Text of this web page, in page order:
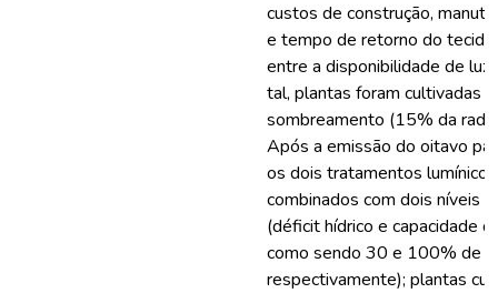
custos de construção,
e tempo de retorno do tecido
entre a disponibilidade de luz
tal, plantas foram cultivadas
sombreamento (15% da
Após a emissão do oitavo
os dois tratamentos
combinados com dois níveis
(déficit hídrico e capacidade
como sendo 30 e 100% de
respectivamente); plantas